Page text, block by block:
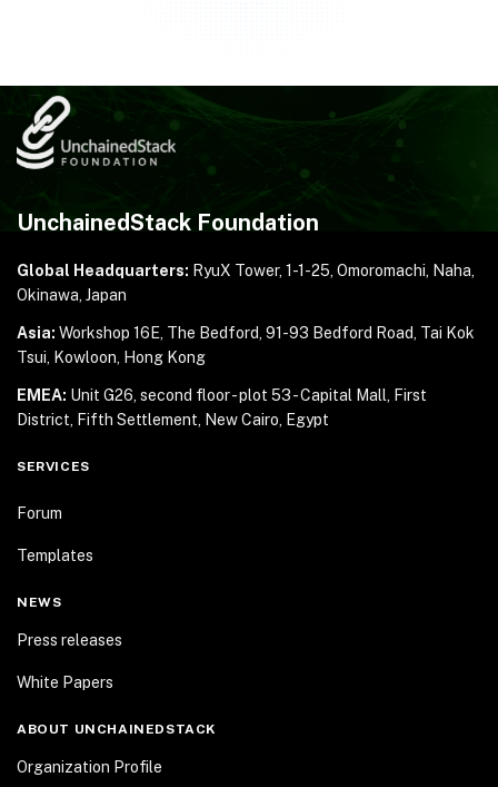
UnchainedStack Foundation
Global Headquarters: RyuX Tower, 1-1-25, Omoromachi, Naha,
Okinawa, Japan
Asia: Workshop 16E, The Bedford, 91-93 Bedford Road, Tai Kok
Tsui, Kowloon, Hong Kong
EMEA: Unit G26, second floor - plot 53 - Capital Mall,
First
District, Fifth Settlement, New Cairo, Egypt
SERVICES
Forum
Templates
NEWS
Press releases
White Papers
ABOUT UNCHAINEDSTACK
Organization Profile